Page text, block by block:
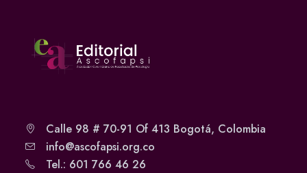
Calle 98 # 70-91 Of 413 Bogotá, Colombia
info@ascofapsi.org.co
Tel.: 601 766 46 26